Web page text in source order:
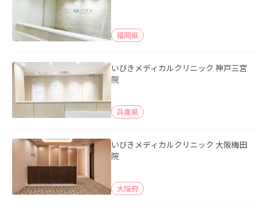
福岡県
いびきメディカルクリニック 神戸三宮
院
兵庫県
いびきメディカルクリニック 大阪梅田
院
大阪府